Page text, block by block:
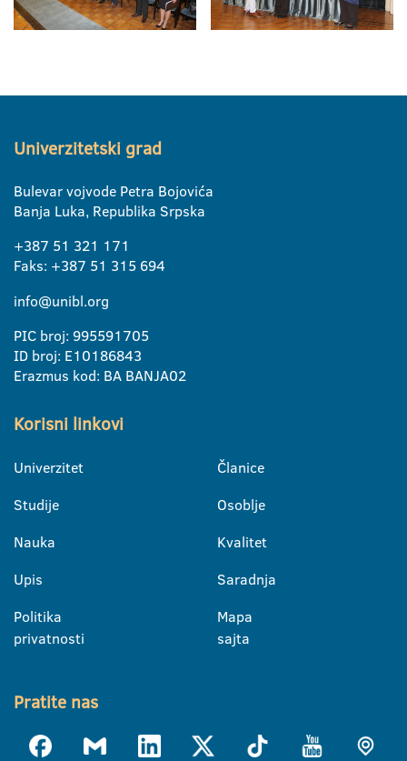
Univerzitetski grad
Bulevar vojvode Petra Bojovića
Banja Luka, Republika Srpska
+387 51 321 171
Faks: +387 51 315 694
info@unibl.org
PIC broj: 995591705
ID broj: E10186843
Erazmus kod: BA BANJA02
Korisni linkovi
Univerzitet
Studije
Nauka
Upis
Politika
privatnosti
Članice
Osoblje
Kvalitet
Saradnja
Mapa
sajta
Pratite nas